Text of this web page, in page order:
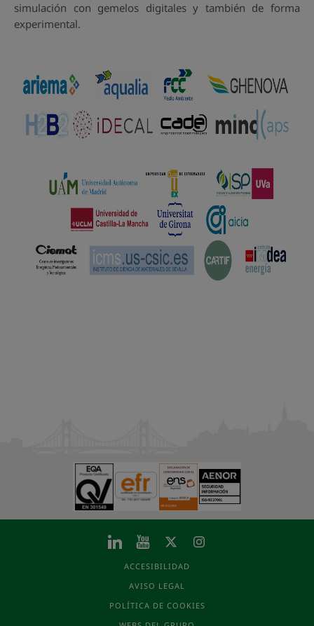
simulación con gemelos digitales y también de forma
experimental.
ACCESIBILIDAD
AVISO LEGAL
POLÍTICA DE COOKIES